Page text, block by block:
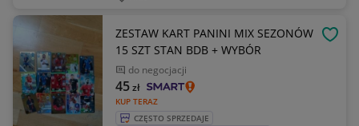
ZESTAW KART PANINI MIX SEZONÓW
15 SZT STAN BDB + WYBÓR
do negocjacji
KUP TERAZ
45zł
CZĘSTO SPRZEDAJE